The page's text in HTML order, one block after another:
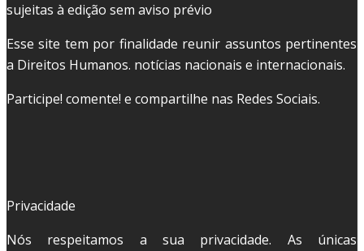
sujeitas à edição sem aviso prévio
Esse site tem por finalidade reunir assuntos pertinentes
a Direitos Humanos. notícias nacionais e internacionais.
Participe! comente! e compartilhe nas Redes Sociais.
Privacidade
Nós respeitamos a sua privacidade. As únicas